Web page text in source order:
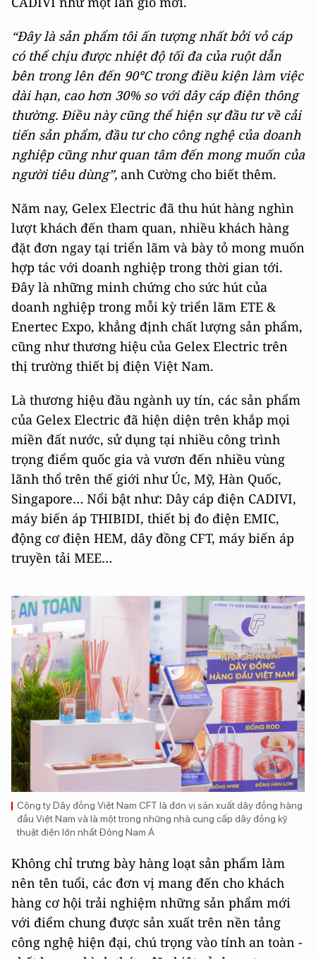
“Đây là sản phẩm tôi ấn tượng nhất bởi vỏ cáp
có thể chịu được nhiệt độ tối đa của ruột dẫn
bên trong lên đến 90°C trong điều kiện làm việc
dài hạn, cao hơn 30% so với dây cáp điện thông
thường. Điều này cũng thể hiện sự đầu tư về cải
tiến sản phẩm, đầu tư cho công nghệ của doanh
nghiệp cũng như quan tâm đến mong muốn của
người tiêu dùng”, anh Cường cho biết thêm.
Năm nay, Gelex Electric đã thu hút hàng nghìn
lượt khách đến tham quan, nhiều khách hàng
đặt đơn ngay tại triển lãm và bày tỏ mong muốn
hợp tác với doanh nghiệp trong thời gian tới.
Đây là những minh chứng cho sức hút của
doanh nghiệp trong mỗi kỳ triển lãm ETE &
Enertec Expo, khẳng định chất lượng sản phẩm,
cũng như thương hiệu của Gelex Electric trên
thị trường thiết bị điện Việt Nam.
Là thương hiệu đầu ngành uy tín, các sản phẩm
của Gelex Electric đã hiện diện trên khắp mọi
miền đất nước, sử dụng tại nhiều công trình
trọng điểm quốc gia và vươn đến nhiều vùng
lãnh thổ trên thế giới như Úc, Mỹ, Hàn Quốc,
Singapore… Nổi bật như: Dây cáp điện CADIVI,
máy biến áp THIBIDI, thiết bị đo điện EMIC,
động cơ điện HEM, dây đồng CFT, máy biến áp
truyền tải MEE…
Công ty Dây đồng Việt Nam CFT là đơn vị sản xuất dây đồng hàng
đầu Việt Nam và là một trong những nhà cung cấp dây đồng kỹ
thuật điện lớn nhất Đông Nam Á
Không chỉ trưng bày hàng loạt sản phẩm làm
nên tên tuổi, các đơn vị mang đến cho khách
hàng cơ hội trải nghiệm những sản phẩm mới
với điểm chung được sản xuất trên nền tảng
công nghệ hiện đại, chú trọng vào tính an toàn -